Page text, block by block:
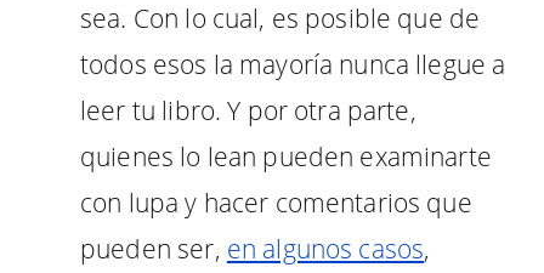
sea. Con lo cual, es posible que de
todos esos la mayoría nunca llegue a
leer tu libro. Y por otra parte,
quienes lo lean pueden examinarte
con lupa y hacer comentarios que
pueden ser, en algunos casos,